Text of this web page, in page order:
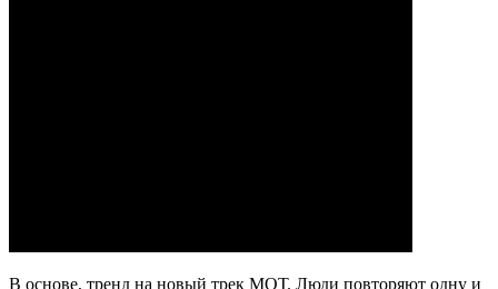
В основе, тренд на новый трек МОТ. Люди повторяют одну и